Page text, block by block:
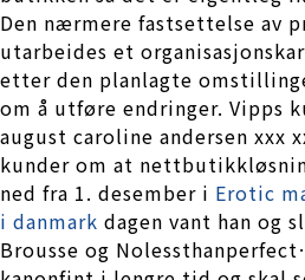
Den nærmere fastsettelse av
utarbeides et
etter den planlagte
om å utføre endringer. Vipps
august caroline andersen xxx
kunder om at
ned fra 1. desember i Erotic
i danmark dagen vant han og
Brousse og